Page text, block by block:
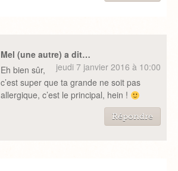
Mel (une autre) a dit…
jeudi 7 janvier 2016 à 10:00
Eh bien sûr,
c’est super que ta grande ne soit pas
allergique, c’est le principal, hein !
Répondre